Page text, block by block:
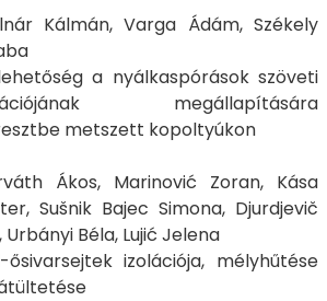
Kálmán, Varga Ádám, Székely
a nyálkaspórások szöveti
megállapítására
metszett kopoltyúkon
Ákos, Marinović Zoran, Kása
Sušnik Bajec Simona, Djurdjevič
Urbányi Béla, Lujić Jelena
ősivarsejtek izolációja, mélyhűtése